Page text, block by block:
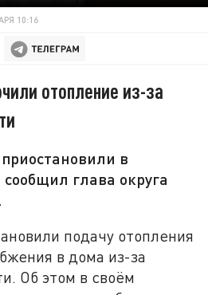
10:16
отопление из-за
в
глава округа
подачу отопления
в дома из-за
Об этом в своём